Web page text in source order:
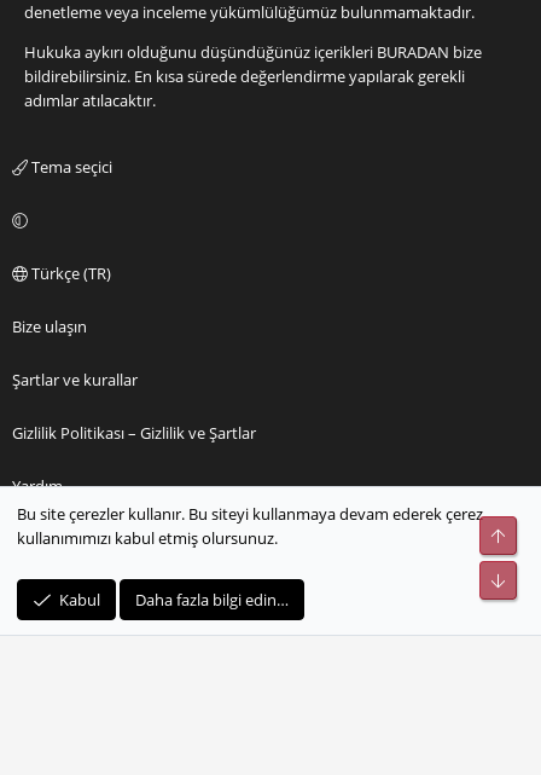
denetleme veya inceleme yükümlülüğümüz bulunmamaktadır.
Hukuka aykırı olduğunu düşündüğünüz içerikleri BURADAN bize
bildirebilirsiniz. En kısa sürede değerlendirme yapılarak gerekli
adımlar atılacaktır.
Tema seçici
Türkçe (TR)
Bize ulaşın
Şartlar ve kurallar
Gizlilik Politikası – Gizlilik ve Şartlar
Yardım
Ana sayfa
S
S
Bu site çerezler kullanır. Bu siteyi kullanmaya devam ederek çerez
kullanımımızı kabul etmiş olursunuz.
Kabul Daha fazla bilgi edin…